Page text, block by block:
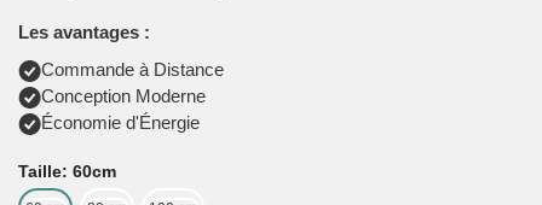
Les avantages :
Commande à Distance
Conception Moderne
Économie d'Énergie
Taille: 60cm